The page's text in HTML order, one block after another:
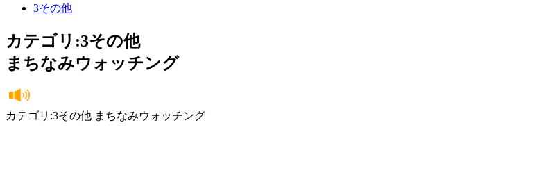
3その他
カテゴリ:3その他
まちなみウォッチング
カテゴリ:3その他 まちなみウォッチング